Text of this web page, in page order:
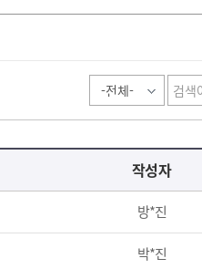
작성자
방*진
박*진